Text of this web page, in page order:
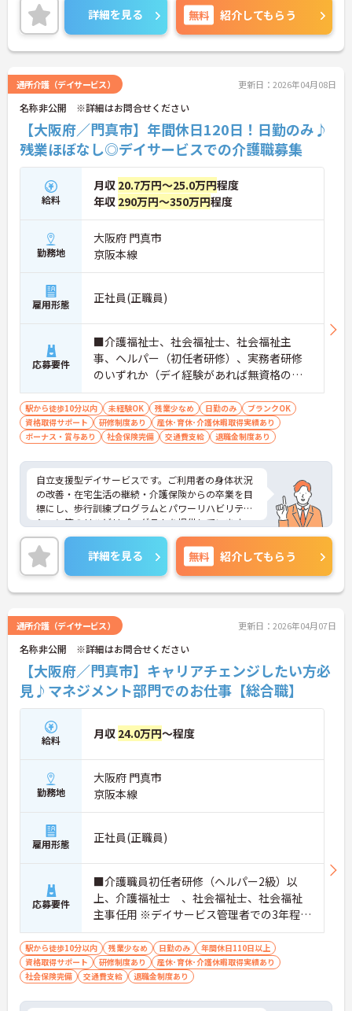
ご興味がある方は是非一度マイナビまでお問い合わ
せください。さらに詳細などお伝えします！
詳細を見る 無料 紹介してもらう
通所介護（デイサービス） 更新日：2026年04月08日
名称非公開 ※詳細はお問合せください
【大阪府／門真市】年間休日120日！日勤のみ♪
残業ほぼなし◎デイサービスでの介護職募集
給料
月収 20.7万円～25.0万円程度
年収 290万円～350万円程度
勤務地
大阪府 門真市
京阪本線
雇用形態 正社員(正職員)
応募要件
■介護福祉士、社会福祉士、社会福祉主
事、ヘルパー（初任者研修）、実務者研修
のいずれか（デイ経験があれば無資格の応
募可） ※現場未経験・ブランクOK、土日祝
の勤務が可能な方優遇 ■普通自動車運転免
許（ペーパー不可）
駅から徒歩10分以内 未経験OK 残業少なめ 日勤のみ
ブランクOK
資格取得サポート
研修制度あり
産休･育休･介護休暇取得実績あり
ボーナス・賞与あり
社会保険完備 交通費支給 退職金制度あり
自立支援型デイサービスです。ご利用者の身体状況
の改善・在宅生活の継続・介護保険からの卒業を目
標にし、歩行訓練プログラムとパワーリハビリテー
ション等のリハビリプログラムを提供しています。
入社時はもちろん、定期的に研修を行い、スキルア
ップを目指せます。日勤のみ、希望休も月3日取得可
能です♪
ご興味のある方には、面接対策ポイントなど、さら
に詳細をお話しいたしますのでお気軽にご相談くだ
詳細を見る 無料 紹介してもらう
通所介護（デイサービス） 更新日：2026年04月07日
名称非公開 ※詳細はお問合せください
【大阪府／門真市】キャリアチェンジしたい方必
見♪マネジメント部門でのお仕事【総合職】
給料 月収 24.0万円～程度
勤務地
大阪府 門真市
京阪本線
雇用形態 正社員(正職員)
応募要件
■介護職員初任者研修（ヘルパー2級）以
上、介護福祉士 、社会福祉士、社会福祉
主事任用 ※デイサービス管理者での3年程度
のご経験 ■普通自動車免許（ＡＴ限定可）
必須
駅から徒歩10分以内 残業少なめ 日勤のみ
年間休日110日以上
資格取得サポート
研修制度あり
産休･育休･介護休暇取得実績あり
社会保険完備
交通費支給 退職金制度あり